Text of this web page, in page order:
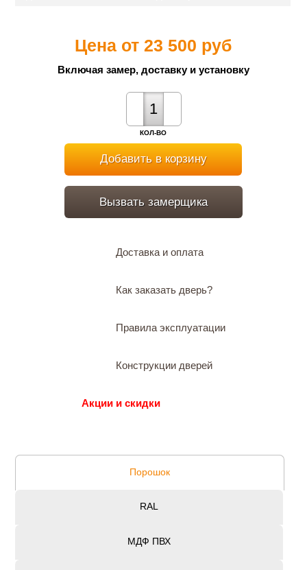
Цена от23 500 руб
Включая замер, доставку и установку
КОЛ-ВО
Добавить в корзину
Вызвать замерщика
Доставка и оплата
Как заказать дверь?
Правила эксплуатации
Конструкции дверей
Акции и скидки
Порошок
RAL
МДФ ПВХ